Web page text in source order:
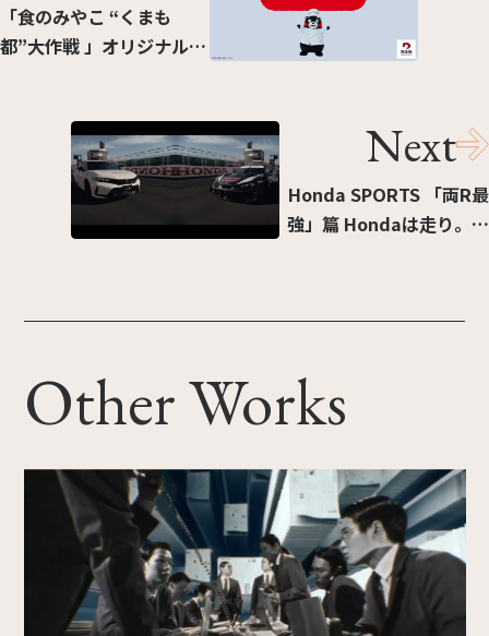
「食のみやこ “くまも
都”大作戦 」オリジナルム
Next
Honda SPORTS 「両R最
強」篇 Hondaは走り。だ
Other Works